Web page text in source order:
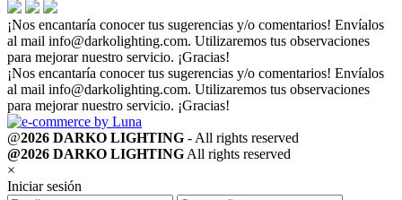
¡Nos encantaría conocer tus sugerencias y/o comentarios! Envíalos
al mail info@darkolighting.com. Utilizaremos tus observaciones
para mejorar nuestro servicio. ¡Gracias!
¡Nos encantaría conocer tus sugerencias y/o comentarios! Envíalos
al mail info@darkolighting.com. Utilizaremos tus observaciones
para mejorar nuestro servicio. ¡Gracias!
@2026 DARKO LIGHTING - All rights reserved
@2026 DARKO LIGHTING All rights reserved
×
Iniciar sesión